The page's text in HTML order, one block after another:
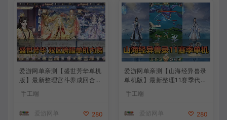
爱游网单亲测【盛世芳华单机
版】最新整理宫斗养成回合抽
一键端视频教学+linux手工外
手工端
爱游网单 280
爱游网单亲测【山海经异兽录
单机版】最新整理11赛季代金
模拟器手游 解压一键端 视频
手工端
爱游网单 280